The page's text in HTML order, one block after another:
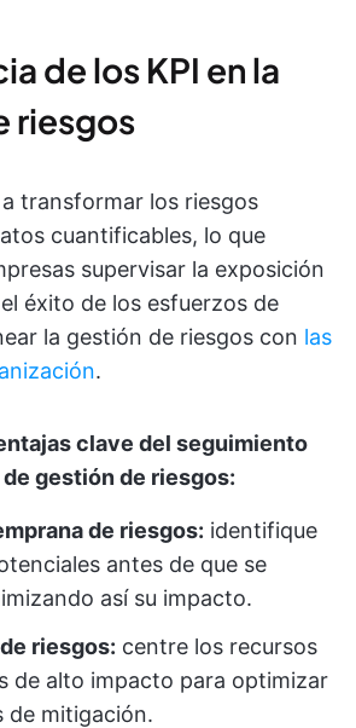
de los KPI en la
riesgos
transformar los riesgos
cuantificables, lo que
supervisar la exposición
éxito de los esfuerzos de
la gestión de riesgos con las
.
clave del seguimiento
gestión de riesgos:
de riesgos: identifique
antes de que se
así su impacto.
riesgos: centre los recursos
de alto impacto para optimizar
de mitigación.